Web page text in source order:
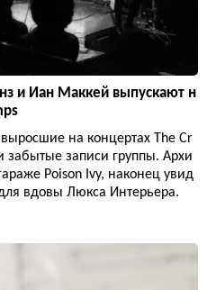
и Иан Маккей выпускают н
на концертах The Cr
забытые записи группы. Архи
Poison Ivy, наконец увид
вдовы Люкса Интерьера.